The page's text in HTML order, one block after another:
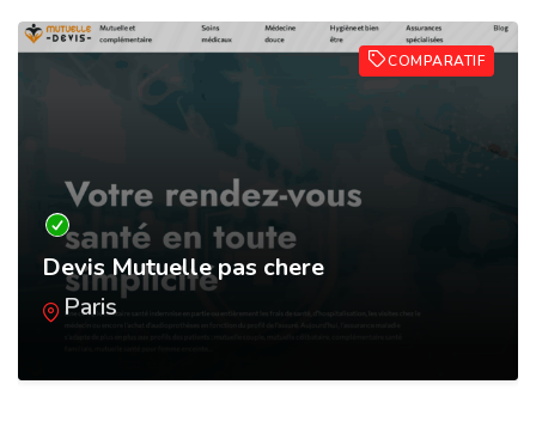
COMPARATIF
Devis Mutuelle pas chere
Paris